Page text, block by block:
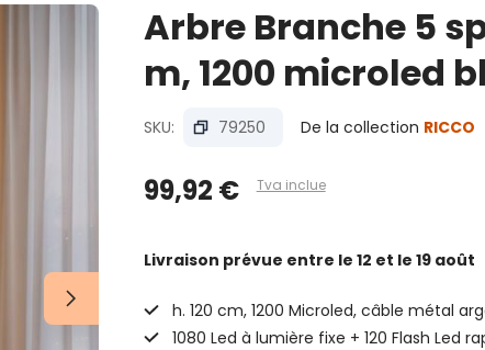
Arbre Branche 5
m, 1200 microled
SKU: 79250 De la collection RICCO
99,92 € Tva inclue
Livraison prévue entre le 12 et le 19 août
h. 120 cm, 1200 Microled, câble métal
1080 Led à lumière fixe + 120 Flash Led